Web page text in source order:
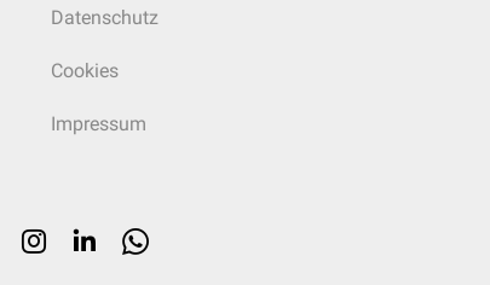
Datenschutz
Cookies
Impressum